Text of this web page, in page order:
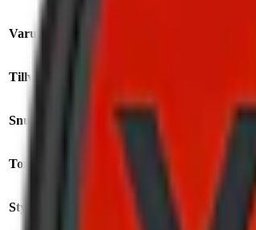
Varumärke:
Tillverkare:
Snustyp:
Torrhet:
Styrka